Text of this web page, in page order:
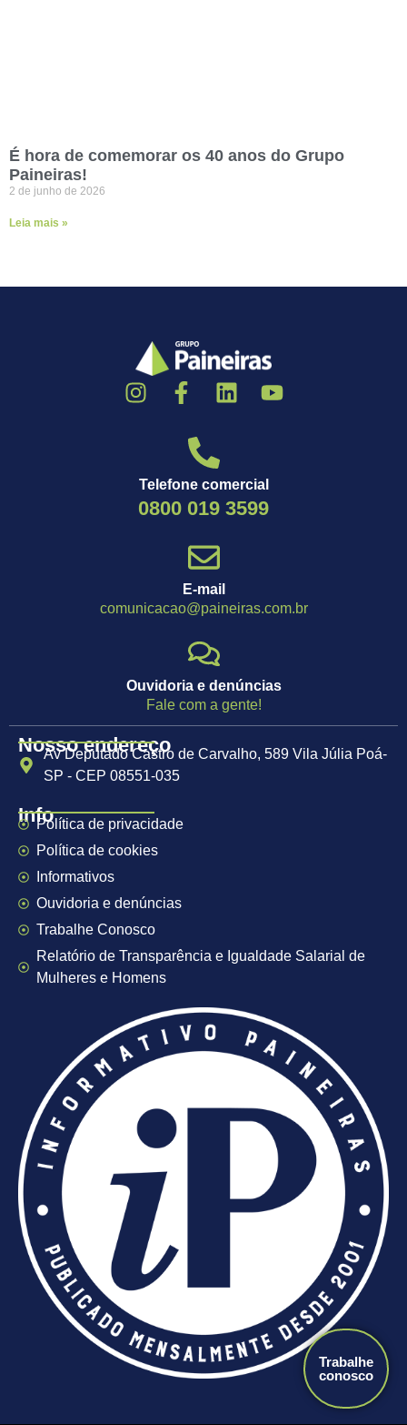
É hora de comemorar os 40 anos do Grupo
Paineiras!
2 de junho de 2026
Leia mais »
Telefone comercial
0800 019 3599
E-mail
comunicacao@paineiras.com.br
Ouvidoria e denúncias
Fale com a gente!
Nosso endereço
Av Deputado Castro de Carvalho, 589 Vila Júlia Poá-
SP - CEP 08551-035
InfoPolítica de privacidade
Política de cookies
Informativos
Ouvidoria e denúncias
Trabalhe Conosco
Relatório de Transparência e Igualdade Salarial de
Mulheres e Homens
Trabalhe
conosco